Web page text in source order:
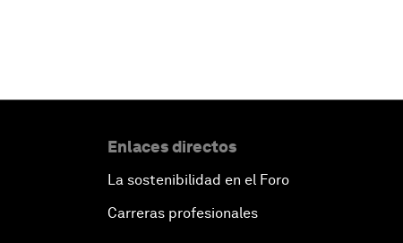
Enlaces directos
La sostenibilidad en el Foro
Carreras profesionales